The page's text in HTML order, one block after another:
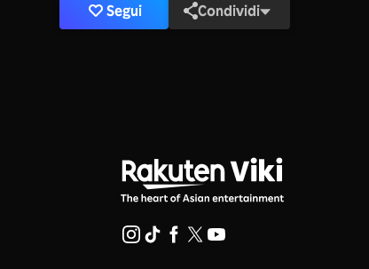
Segui Condividi